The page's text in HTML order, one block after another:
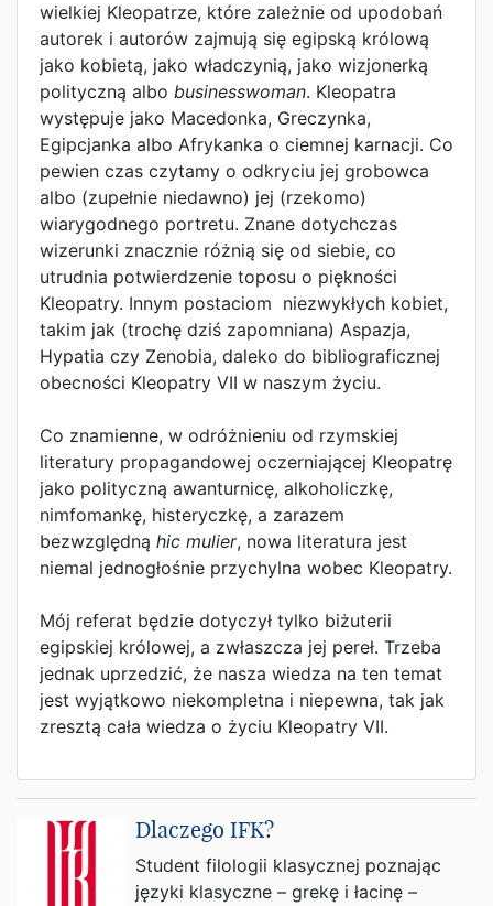
wielkiej Kleopatrze, które zależnie od upodobań
autorek i autorów zajmują się egipską królową
jako kobietą, jako władczynią, jako wizjonerką
polityczną albo businesswoman. Kleopatra
występuje jako Macedonka, Greczynka,
Egipcjanka albo Afrykanka o ciemnej karnacji. Co
pewien czas czytamy o odkryciu jej grobowca
albo (zupełnie niedawno) jej (rzekomo)
wiarygodnego portretu. Znane dotychczas
wizerunki znacznie różnią się od siebie, co
utrudnia potwierdzenie toposu o piękności
Kleopatry. Innym postaciom niezwykłych kobiet,
takim jak (trochę dziś zapomniana) Aspazja,
Hypatia czy Zenobia, daleko do bibliograficznej
obecności Kleopatry VII w naszym życiu.
Co znamienne, w odróżnieniu od rzymskiej
literatury propagandowej oczerniającej Kleopatrę
jako polityczną awanturnicę, alkoholiczkę,
nimfomankę, histeryczkę, a zarazem
bezwzględną hic mulier, nowa literatura jest
niemal jednogłośnie przychylna wobec Kleopatry.
Mój referat będzie dotyczył tylko biżuterii
egipskiej królowej, a zwłaszcza jej pereł. Trzeba
jednak uprzedzić, że nasza wiedza na ten temat
jest wyjątkowo niekompletna i niepewna, tak jak
zresztą cała wiedza o życiu Kleopatry VII.
Dlaczego IFK?
Student filologii klasycznej poznając
języki klasyczne – grekę i łacinę –